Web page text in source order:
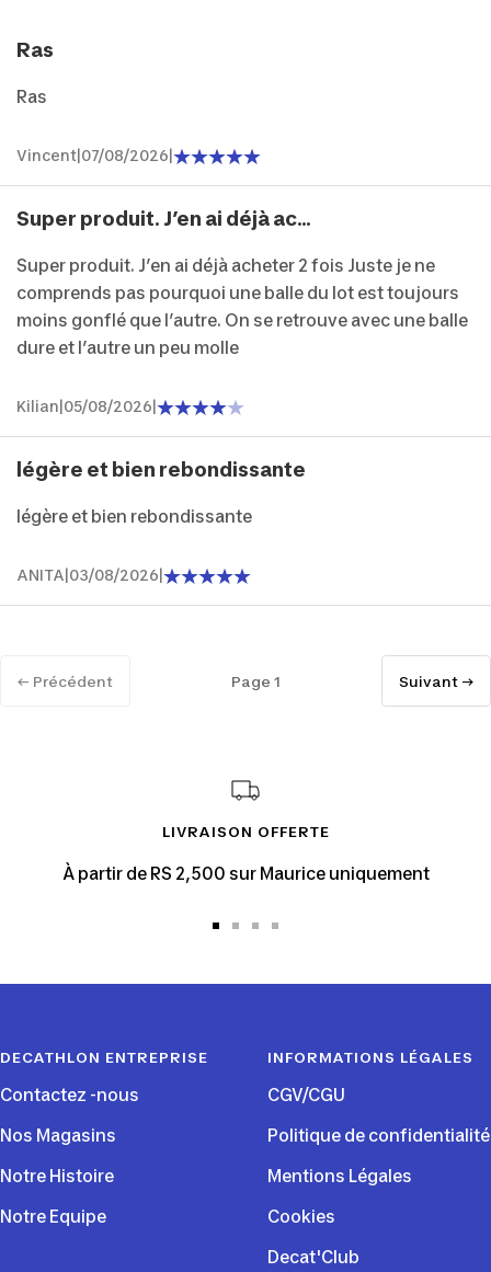
Ras
Ras
Vincent 07/08/2026
Super produit. J’en ai déjà ac...
Super produit. J’en ai déjà acheter 2 fois Juste je ne
comprends pas pourquoi une balle du lot est toujours
moins gonflé que l’autre. On se retrouve avec une balle
dure et l’autre un peu molle
Kilian 05/08/2026
légère et bien rebondissante
légère et bien rebondissante
ANITA 03/08/2026
← Précédent Page 1 Suivant →
LIVRAISON OFFERTE
À partir de RS 2,500 sur Maurice uniquement
DECATHLON ENTREPRISE
Contactez -nous
Nos Magasins
Notre Histoire
Notre Equipe
INFORMATIONS LÉGALES
CGV/CGU
Politique de confidentialité
Mentions Légales
Cookies
Decat'Club